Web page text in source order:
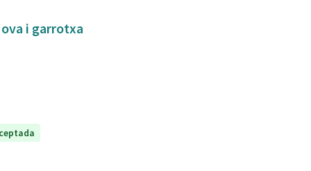
i garrotxa